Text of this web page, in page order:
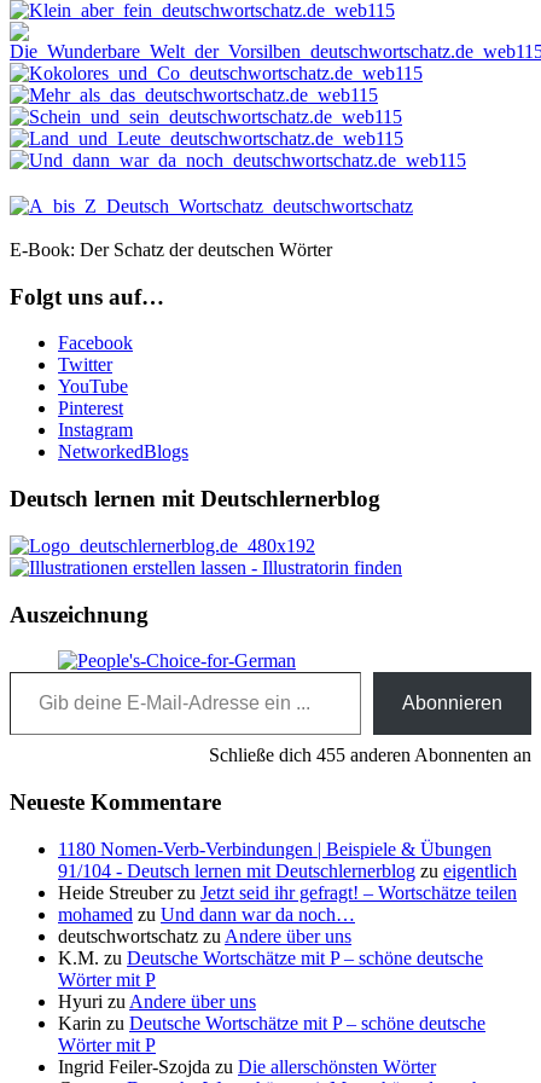
E-Book: Der Schatz der deutschen Wörter
Folgt uns auf…
Facebook
Twitter
YouTube
Pinterest
Instagram
NetworkedBlogs
Deutsch lernen mit Deutschlernerblog
Auszeichnung
Gib deine E-Mail-Adresse ein ...
Abonnieren
Schließe dich 455 anderen Abonnenten an
Neueste Kommentare
1180 Nomen-Verb-Verbindungen | Beispiele & Übungen
91/104 - Deutsch lernen mit Deutschlernerblog zu eigentlich
Heide Streuberzu Jetzt seid ihr gefragt! – Wortschätze teilen
mohamed zu Und dann war da noch…
deutschwortschatz zu Andere über uns
K.M. zu Deutsche Wortschätze mit P – schöne deutsche
Wörter mit P
Hyuri zu Andere über uns
Karin zu Deutsche Wortschätze mit P – schöne deutsche
Wörter mit P
Ingrid Feiler-Szojda zu Die allerschönsten Wörter